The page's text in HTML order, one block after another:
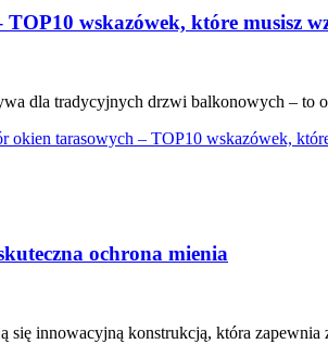
wskazówek, które musisz
dla tradycyjnych drzwi balkonowych – to
okien tarasowych – TOP10 wskazówek,
ochrona mienia
się innowacyjną konstrukcją, która